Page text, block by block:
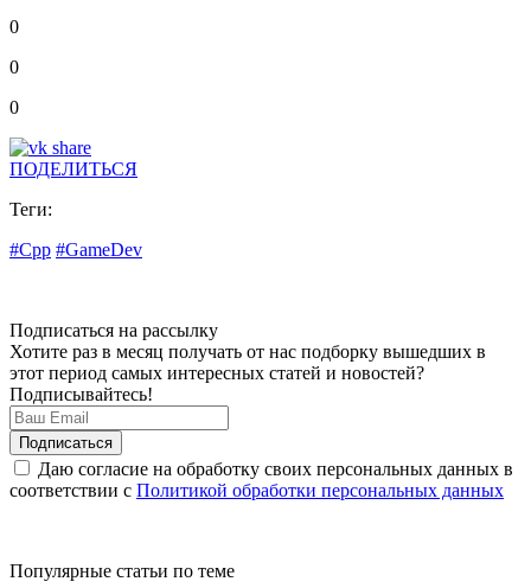
0
0
0
ПОДЕЛИТЬСЯ
Теги:
#Cpp #GameDev
Подписаться на рассылку
Хотите раз в месяц получать от нас подборку вышедших в
этот период самых интересных статей и новостей?
Подписывайтесь!
Даю согласие на обработку своих персональных данных в
соответствии с Политикой обработки персональных данных
Популярные статьи по теме